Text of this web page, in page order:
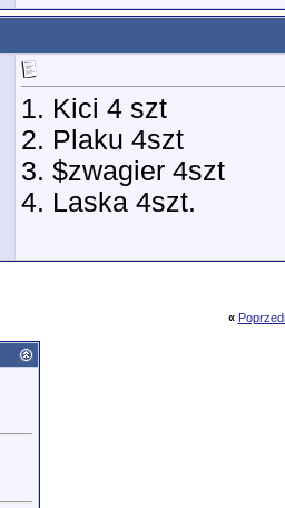
1. Kici 4 szt
2. Plaku 4szt
3. $zwagier 4szt
4. Laska 4szt.
«